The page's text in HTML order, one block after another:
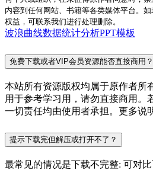
内容到任何网站、书籍等各类媒体平台。
权益，可联系我们进行处理删除。
波浪曲线数据统计分析PPT模板
免费下载或者VIP会员资源能否直接商用？
本站所有资源版权均属于原作者所
用于参考学习用，请勿直接商用。
一切责任均由使用者承担。更多说
提示下载完但解压或打开不了？
最常见的情况是下载不完整: 可对